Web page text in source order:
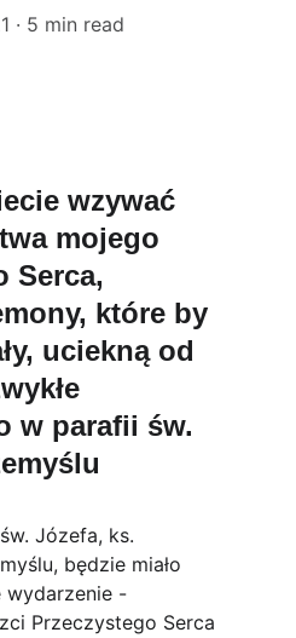
5 min read
wzywać
mojego
Serca,
które by
uciekną od
w parafii św.
Józefa, ks.
będzie miało
wydarzenie -
Przeczystego Serca